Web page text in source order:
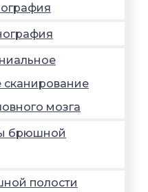
сканирование
мозга
брюшной
полости